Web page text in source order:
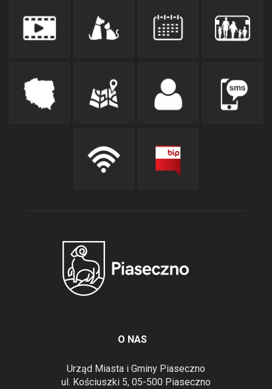
O NAS
Urząd Miasta i Gminy Piaseczno
ul. Kościuszki 5, 05-500 Piaseczno